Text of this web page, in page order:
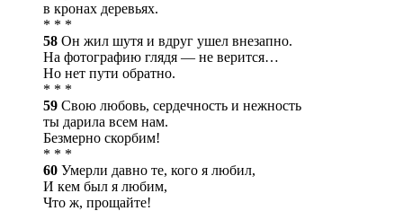
в кронах деревьях.
* * *
58 Он жил шутя и вдруг ушел внезапно.
На фотографию глядя — не верится…
Но нет пути обратно.
* * *
59 Свою любовь, сердечность и нежность
ты дарила всем нам.
Безмерно скорбим!
* * *
60 Умерли давно те, кого я любил,
И кем был я любим,
Что ж, прощайте!